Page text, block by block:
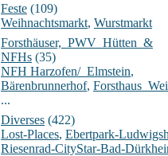
Feste (109)
Weihnachtsmarkt, Wurstmarkt
Forsthäuser,_PWV_Hütten_&
NFHs (35)
NFH Harzofen/_Elmstein,
Bärenbrunnerhof,
...
Diverses (422)
Lost-Places, Ebertpark-
Riesenrad-CityStar-Bad-